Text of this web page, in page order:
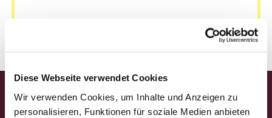
Diese Webseite verwendet Cookies
Wir verwenden Cookies, um Inhalte und Anzeigen zu
personalisieren, Funktionen für soziale Medien anbieten
Startseite